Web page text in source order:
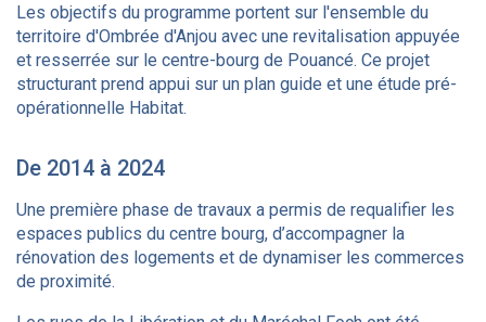
Les objectifs du programme portent sur l'ensemble du
territoire d'Ombrée d'Anjou avec une revitalisation appuyée
et resserrée sur le centre-bourg de Pouancé. Ce projet
structurant prend appui sur un plan guide et une étude pré-
opérationnelle Habitat.
De 2014 à 2024
Une première phase de travaux a permis de requalifier les
espaces publics du centre bourg, d’accompagner la
rénovation des logements et de dynamiser les commerces
de proximité.